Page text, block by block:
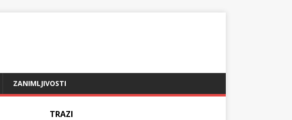
ZANIMLJIVOSTI
TRAZI